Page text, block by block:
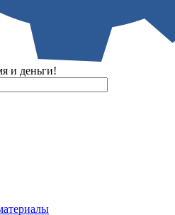
и деньги!